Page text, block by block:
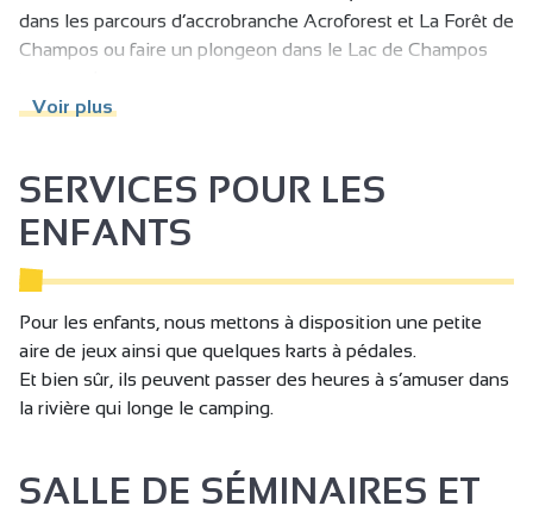
dans les parcours d’accrobranche Acroforest et La Forêt de
Champos ou faire un plongeon dans le Lac de Champos
Voir plus
SERVICES POUR LES
ENFANTS
Pour les enfants, nous mettons à disposition une petite
aire de jeux ainsi que quelques karts à pédales.
Et bien sûr, ils peuvent passer des heures à s’amuser dans
la rivière qui longe le camping.
SALLE DE SÉMINAIRES ET